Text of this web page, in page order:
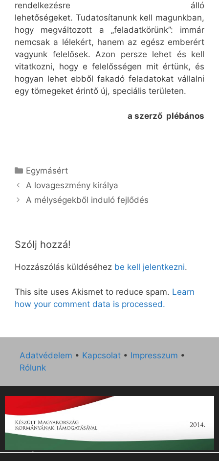
rendelkezésre álló
lehetőségeket. Tudatosítanunk kell magunkban,
hogy megváltozott a „feladatkörünk”: immár
nemcsak a lélekért, hanem az egész emberért
vagyunk felelősek. Azon persze lehet és kell
vitatkozni, hogy e felelősségen mit értünk, és
hogyan lehet ebből fakadó feladatokat vállalni
egy tömegeket érintő új, speciális területen.
a szerző plébános
Kategória
Egymásért
A lovageszmény királya
A mélységekből induló fejlődés
Szólj hozzá!
Hozzászólás küldéséhez be kell jelentkezni.
This site uses Akismet to reduce spam. Learn
how your comment data is processed.
Adatvédelem • Kapcsolat • Impresszum •
Rólunk
„Az Új Ember katolikus hetilap 2014. évi működésének